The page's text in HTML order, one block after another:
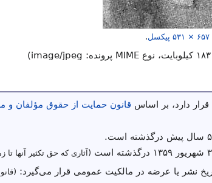
۵۳۱ × ۶۵۷پیکسل.
image/jpeg
)
قرار دارد، بر اساس قانون حمایت از حقوق مؤلفان و
(آثاری که حق تکثیر آنها تا